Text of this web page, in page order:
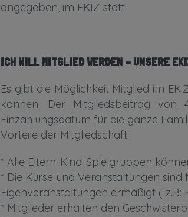
angegeben, im EKIZ statt!
ICH WILL MITGLIED WERDEN – UNSERE
Es gibt die Möglichkeit Mitglied im
können. Der Mitgliedsbeitrag
Einzahlungsdatum für die ganze
Vorteile der Mitgliedschaft:
* Alle Eltern-Kind-Spielgruppen
* Die Kurse und Veranstaltungen sind
Eigenveranstaltungen ermäßigt ( z.B:
* Mitglieder erhalten den